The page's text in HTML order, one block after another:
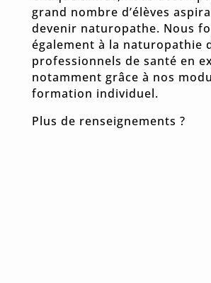
grand nombre d’élèves
devenir naturopathe. Nous
également à la naturopathie
professionnels de santé en
notamment grâce à nos
formation individuel.
Plus de renseignements ?